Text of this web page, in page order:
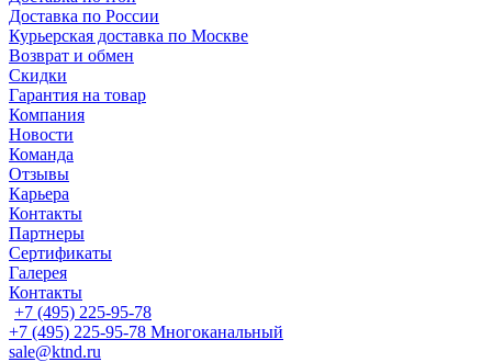
Доставка по России
Курьерская доставка по Москве
Возврат и обмен
Скидки
Гарантия на товар
Компания
Новости
Команда
Отзывы
Карьера
Контакты
Партнеры
Сертификаты
Галерея
Контакты
+7 (495) 225-95-78
+7 (495) 225-95-78 Многоканальный
sale@ktnd.ru